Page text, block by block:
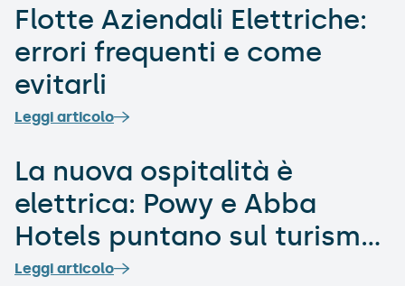
Flotte Aziendali Elettriche:
errori frequenti e come
evitarli
Leggi articolo
La nuova ospitalità è
elettrica: Powy e Abba
Hotels puntano sul turismo
sostenibile
Leggi articolo